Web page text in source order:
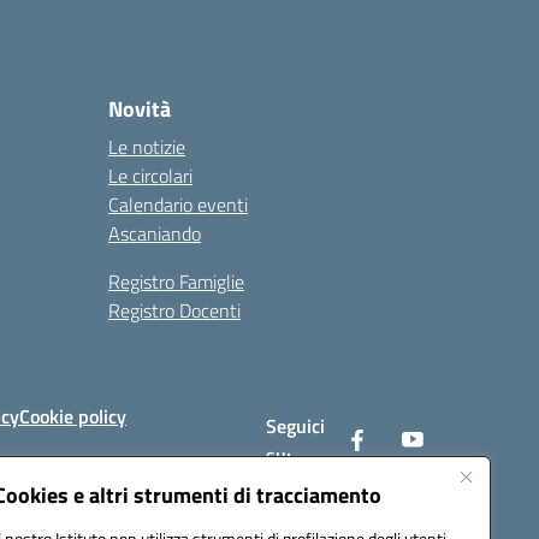
e altri strumenti di tracciamento
Novità
Le notizie
Le circolari
Calendario eventi
Ascaniando
Registro Famiglie
Registro Docenti
Cookie policy
Seguici
su: